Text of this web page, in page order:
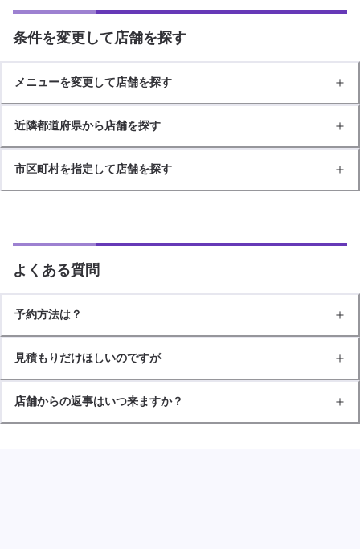
条件を変更して店舗を探す
メニューを変更して店舗を探す
近隣都道府県から店舗を探す
市区町村を指定して店舗を探す
よくある質問
予約方法は？
見積もりだけほしいのですが
店舗からの返事はいつ来ますか？